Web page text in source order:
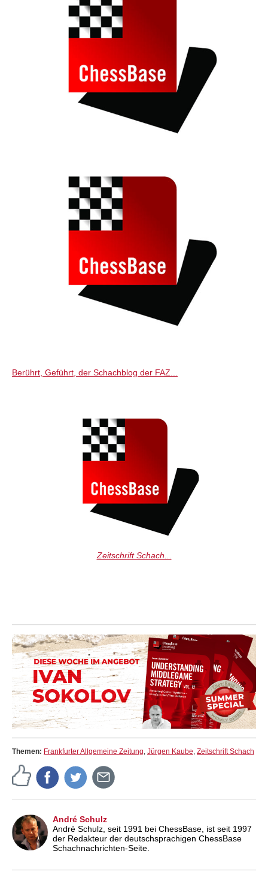
Berührt, Geführt, der Schachblog der FAZ...
Zeitschrift Schach...
Themen: Frankfurter Allgemeine Zeitung, Jürgen Kaube, Zeitschrift Schach
André Schulz
André Schulz, seit 1991 bei ChessBase, ist seit 1997
der Redakteur der deutschsprachigen ChessBase
Schachnachrichten-Seite.